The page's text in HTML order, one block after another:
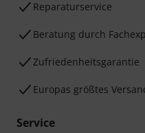
Reparaturservice
Beratung durch
Zufriedenheitsgarantie
Europas größtes
Service